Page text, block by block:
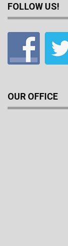
FOLLOW US!
OUR OFFICE